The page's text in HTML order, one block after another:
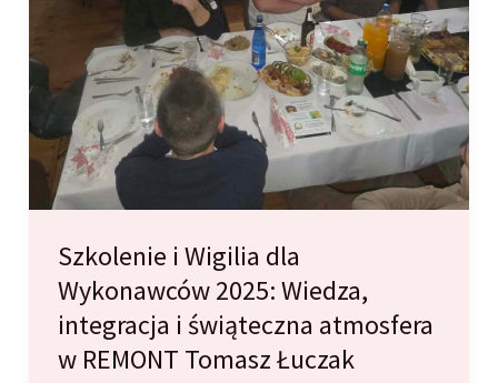
Szkolenie i Wigilia dla
Wykonawców 2025: Wiedza,
integracja i świąteczna atmosfera
w REMONT Tomasz Łuczak